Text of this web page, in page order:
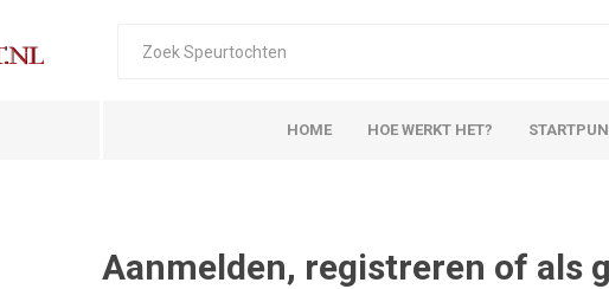
HOME HOE WERKT HET?
Aanmelden, registreren of als